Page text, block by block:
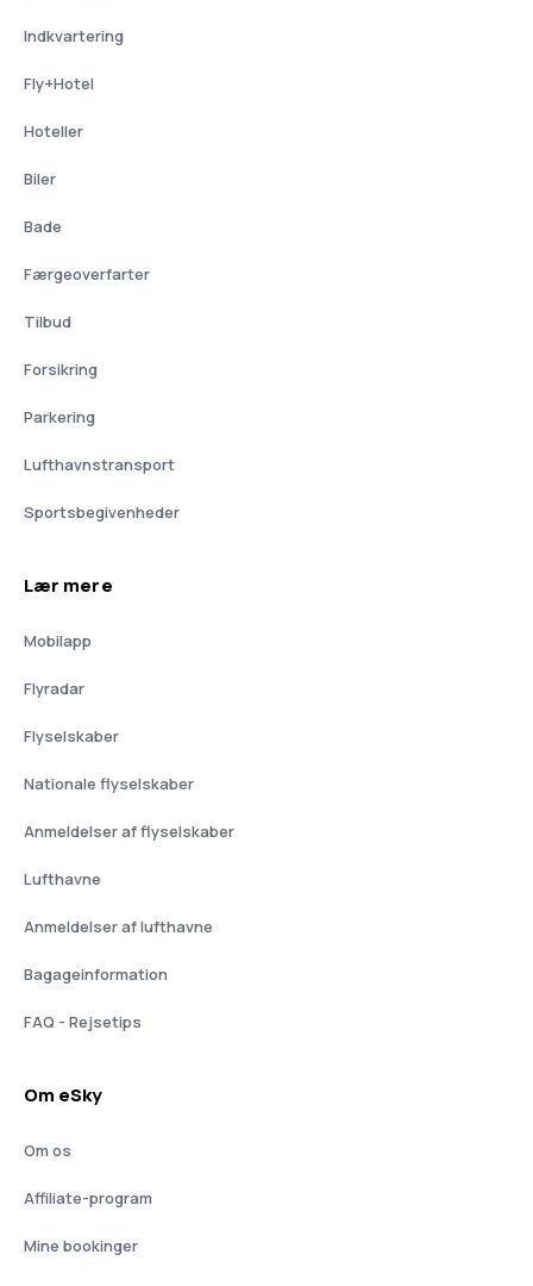
Indkvartering
Fly+Hotel
Hoteller
Biler
Bade
Færgeoverfarter
Tilbud
Forsikring
Parkering
Lufthavnstransport
Sportsbegivenheder
Lær mere
Mobilapp
Flyradar
Flyselskaber
Nationale flyselskaber
Anmeldelser af flyselskaber
Lufthavne
Anmeldelser af lufthavne
Bagageinformation
FAQ - Rejsetips
Om eSky
Om os
Affiliate-program
Mine bookinger